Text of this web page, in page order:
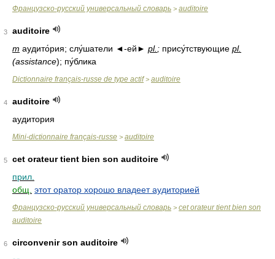
Французско-русский универсальный словарь > auditoire
3
auditoire
m аудито́рия; слу́шатели ◄-ей► pl. ; прису́тствующие pl.
(assistance); пу́блика
Dictionnaire français-russe de type actif> auditoire
4
auditoire
аудитория
Mini-dictionnaire français-russe > auditoire
5
cet orateur tient bien son auditoire
прил.
общ. этот оратор хорошо владеет аудиторией
Французско-русский универсальный словарь > cet orateur tient bien son
auditoire
6
circonvenir son auditoire